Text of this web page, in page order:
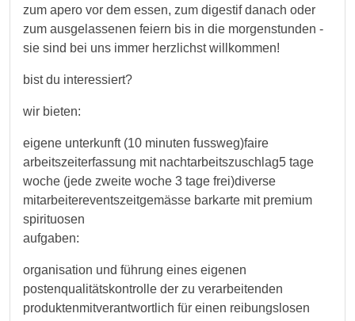
zum apero vor dem essen, zum digestif danach oder
zum ausgelassenen feiern bis in die morgenstunden -
sie sind bei uns immer herzlichst willkommen!
bist du interessiert?
wir bieten:
eigene unterkunft (10 minuten fussweg)faire
arbeitszeiterfassung mit nachtarbeitszuschlag5 tage
woche (jede zweite woche 3 tage frei)diverse
mitarbeitereventszeitgemässe barkarte mit premium
spirituosen
aufgaben:
organisation und führung eines eigenen
postenqualitätskontrolle der zu verarbeitenden
produktenmitverantwortlich für einen reibungslosen